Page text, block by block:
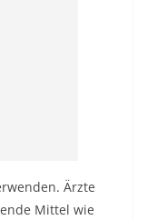
Ärzte
Mittel wie